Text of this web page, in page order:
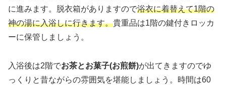
に進みます。脱衣箱がありますので浴衣に着替えて1階の
神の湯に入浴しに行きます。貴重品は1階の鍵付きロッカ
ーに保管しましょう。
入浴後は2階でお茶とお菓子(お煎餅)が出てきますのでゆ
っくりと昔ながらの雰囲気を堪能しましょう。時間は60